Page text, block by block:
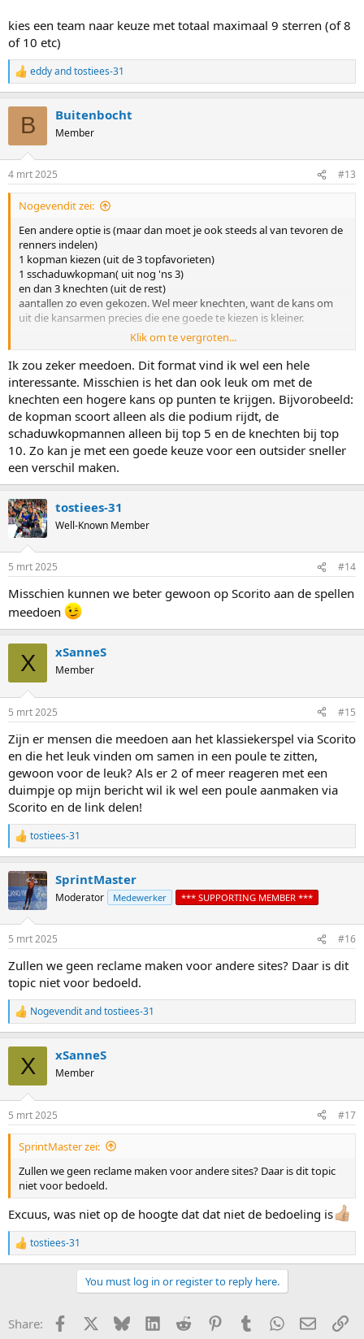
kies een team naar keuze met totaal maximaal 9 sterren (of 8
of 10 etc)
R
e
s
:
eddyandtostiees-31
B Buitenbocht
Member
4 mrt 2025 #13
Nogevendit zei:
Een andere optie is (maar dan moet je ook steeds al van tevoren de
renners indelen)
1 kopman kiezen (uit de 3 topfavorieten)
1 sschaduwkopman( uit nog 'ns 3)
en dan 3 knechten (uit de rest)
aantallen zo even gekozen. Wel meer knechten, want de kans om
uit die kansarmen precies die ene goede te kiezen is kleiner.
Dan zou het er zo uitzien:
Strade bianche
Tadej Pogacar, Tom Pidcock Maxim Van Gils
(max 1 kiezen)
Romain Grégoire,Pello Bilbao,Christian Scaroni (max 1 kiezen)
rest max 3 kiezen
Maar dan niet weer iedere week discussies over dat die indeling niet
goed is voor die specifieke wedstrijd,
dat zijn precies de verschillen, doe er je voordeel mee. (ik zou hier
Klik om te vergroten...
Ik zou zeker meedoen. Dit format vind ik wel een hele
interessante. Misschien is het dan ook leuk om met de
knechten een hogere kans op punten te krijgen. Bijvorobeeld:
de kopman scoort alleen als die podium rijdt, de
schaduwkopmannen alleen bij top 5 en de knechten bij top
10. Zo kan je met een goede keuze voor een outsider sneller
een verschil maken.
tostiees-31
Well-Known Member
5 mrt 2025 #14
Misschien kunnen we beter gewoon op Scorito aan de spellen
meedoen
X xSanneS
Member
5 mrt 2025 #15
Zijn er mensen die meedoen aan het klassiekerspel via Scorito
en die het leuk vinden om samen in een poule te zitten,
gewoon voor de leuk? Als er 2 of meer reageren met een
duimpje op mijn bericht wil ik wel een poule aanmaken via
Scorito en de link delen!
R
e
t
i
s
tostiees-31
SprintMaster
Moderator Medewerker *** SUPPORTING MEMBER ***
5 mrt 2025 #16
Zullen we geen reclame maken voor andere sites? Daar is dit
topic niet voor bedoeld.
R
e
s
:
Nogevenditandtostiees-31
X xSanneS
Member
5 mrt 2025 #17
SprintMaster zei:
Zullen we geen reclame maken voor andere sites? Daar is dit topic
niet voor bedoeld.
Excuus, was niet op de hoogte dat dat niet de bedoeling is
R
e
o
tostiees-31
You must log in or register to reply here.
Share: Facebook Bluesky LinkedInReddit PinterestTumblrWhatsApp
E-mail